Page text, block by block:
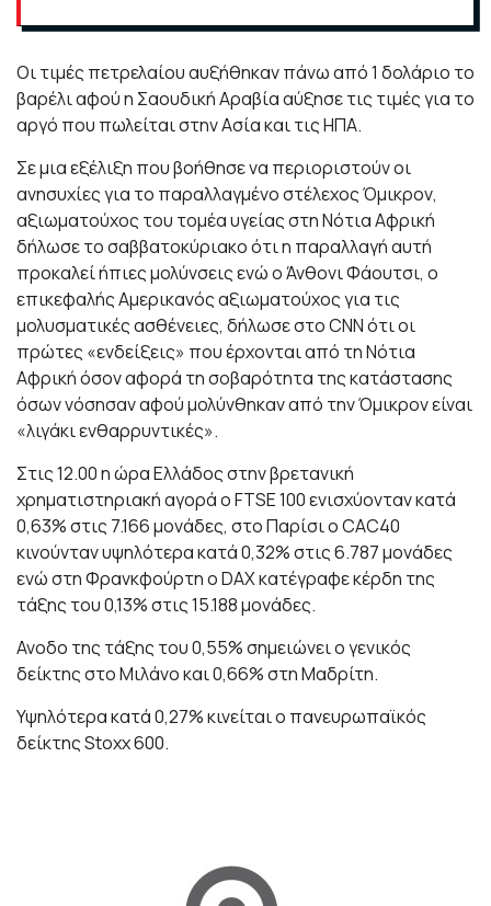
Οι τιμές πετρελαίου αυξήθηκαν πάνω από 1 δολάριο το
βαρέλι αφού η Σαουδική Αραβία αύξησε τις τιμές για το
αργό που πωλείται στην Ασία και τις ΗΠΑ.
Σε μια εξέλιξη που βοήθησε να περιοριστούν οι
ανησυχίες για το παραλλαγμένο στέλεχος Όμικρον,
αξιωματούχος του τομέα υγείας στη Νότια Αφρική
δήλωσε το σαββατοκύριακο ότι η παραλλαγή αυτή
προκαλεί ήπιες μολύνσεις ενώ ο Άνθονι Φάουτσι, ο
επικεφαλής Αμερικανός αξιωματούχος για τις
μολυσματικές ασθένειες, δήλωσε στο CNN ότι οι
πρώτες «ενδείξεις» που έρχονται από τη Νότια
Αφρική όσον αφορά τη σοβαρότητα της κατάστασης
όσων νόσησαν αφού μολύνθηκαν από την Όμικρον είναι
«λιγάκι ενθαρρυντικές».
Στις 12.00 η ώρα Ελλάδος στην βρετανική
χρηματιστηριακή αγορά ο FTSE 100 ενισχύονταν κατά
0,63% στις 7.166 μονάδες, στο Παρίσι ο CAC40
κινούνταν υψηλότερα κατά 0,32% στις 6.787 μονάδες
ενώ στη Φρανκφούρτη ο DAX κατέγραφε κέρδη της
τάξης του 0,13% στις 15.188 μονάδες.
Ανοδο της τάξης του 0,55% σημειώνει ο γενικός
δείκτης στο Μιλάνο και 0,66% στη Μαδρίτη.
Υψηλότερα κατά 0,27% κινείται ο πανευρωπαϊκός
δείκτης Stoxx 600.